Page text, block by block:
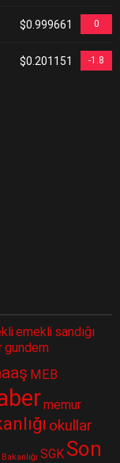
$0.999661 0
$0.201151 -1.8
emekli sandığı
gundem
MEB
memur
okullar
SGK Son